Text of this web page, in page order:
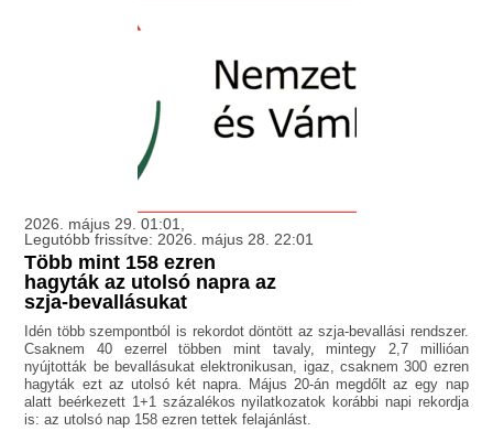
2026. május 29. 01:01,
Legutóbb frissítve: 2026. május 28. 22:01
Több mint 158 ezren
hagyták az utolsó napra az
szja-bevallásukat
Idén több szempontból is rekordot döntött az szja-bevallási rendszer.
Csaknem 40 ezerrel többen mint tavaly, mintegy 2,7 millióan
nyújtották be bevallásukat elektronikusan, igaz, csaknem 300 ezren
hagyták ezt az utolsó két napra. Május 20-án megdőlt az egy nap
alatt beérkezett 1+1 százalékos nyilatkozatok korábbi napi rekordja
is: az utolsó nap 158 ezren tettek felajánlást.